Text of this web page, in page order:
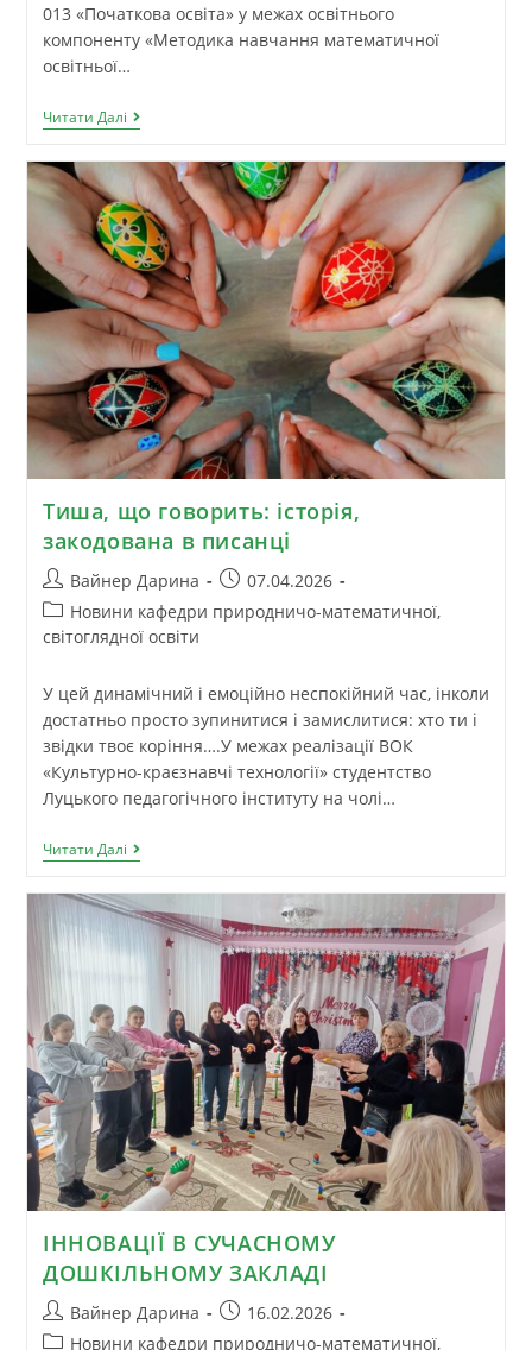
013 «Початкова освіта» у межах освітнього
компоненту «Методика навчання математичної
освітньої…
Читати Далі
Тиша, що говорить: історія,
закодована в писанці
Вайнер Дарина
07.04.2026
Новини кафедри природничо-математичної,
світоглядної освіти
У цей динамічний і емоційно неспокійний час, інколи
достатньо просто зупинитися і замислитися: хто ти і
звідки твоє коріння….У межах реалізації ВОК
«Культурно-краєзнавчі технології» студентство
Луцького педагогічного інституту на чолі…
Читати Далі
ІННОВАЦІЇ В СУЧАСНОМУ
ДОШКІЛЬНОМУ ЗАКЛАДІ
Вайнер Дарина
16.02.2026
Новини кафедри природничо-математичної,